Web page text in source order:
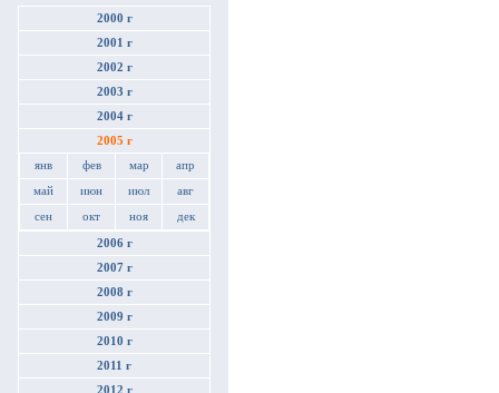
2000 г
2001 г
2002 г
2003 г
2004 г
2005 г
янв
фев мар апр
май июн июл авг
сен окт ноя дек
2006 г
2007 г
2008 г
2009 г
2010 г
2011 г
2012 г